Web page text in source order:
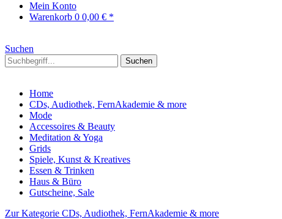
Mein Konto
Warenkorb 0 0,00 € *
Suchen
Suchen
Home
CDs, Audiothek, FernAkademie & more
Mode
Accessoires & Beauty
Meditation & Yoga
Grids
Spiele, Kunst & Kreatives
Essen & Trinken
Haus & Büro
Gutscheine, Sale
Zur Kategorie CDs, Audiothek, FernAkademie & more